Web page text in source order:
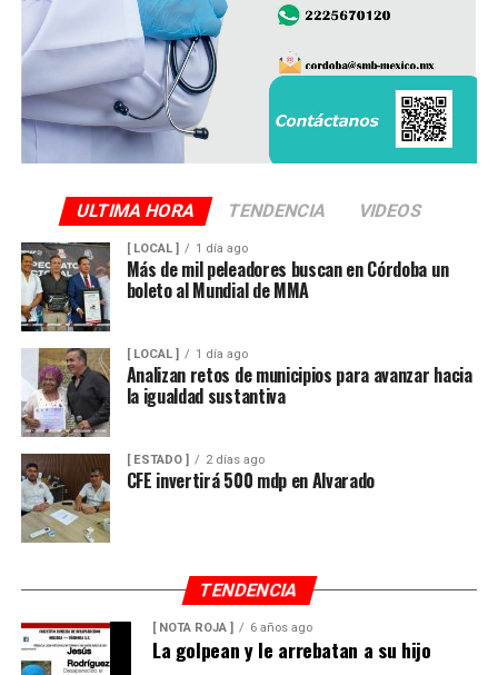
ULTIMA HORA TENDENCIA VIDEOS
[ LOCAL ] 1 día ago
Más de mil peleadores buscan en Córdoba un
boleto al Mundial de MMA
[ LOCAL ] 1 día ago
Analizan retos de municipios para avanzar hacia
la igualdad sustantiva
[ ESTADO ] 2 días ago
CFE invertirá 500 mdp en Alvarado
TENDENCIA
[ NOTA ROJA ] 6 años ago
La golpean y le arrebatan a su hijo